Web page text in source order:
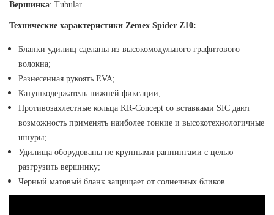
Вершинка: Tubular
Технические характеристики Zemex Spider Z10:
Бланки удилищ сделаны из высокомодульного графитового
волокна;
Разнесенная рукоять EVA;
Катушкодержатель нижней фиксации;
Противозахлестные кольца KR-Concept со вставками SIC дают
возможность применять наиболее тонкие и высокотехнологичные
шнуры;
Удилища оборудованы не крупными раннингами с целью
разгрузить вершинку;
Черный матовый бланк защищает от солнечных бликов.